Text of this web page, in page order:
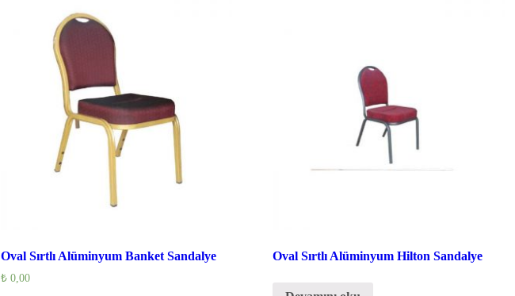
Oval Sırtlı Alüminyum Banket Sandalye
₺0,00
Oval Sırtlı Alüminyum Hilton Sandalye